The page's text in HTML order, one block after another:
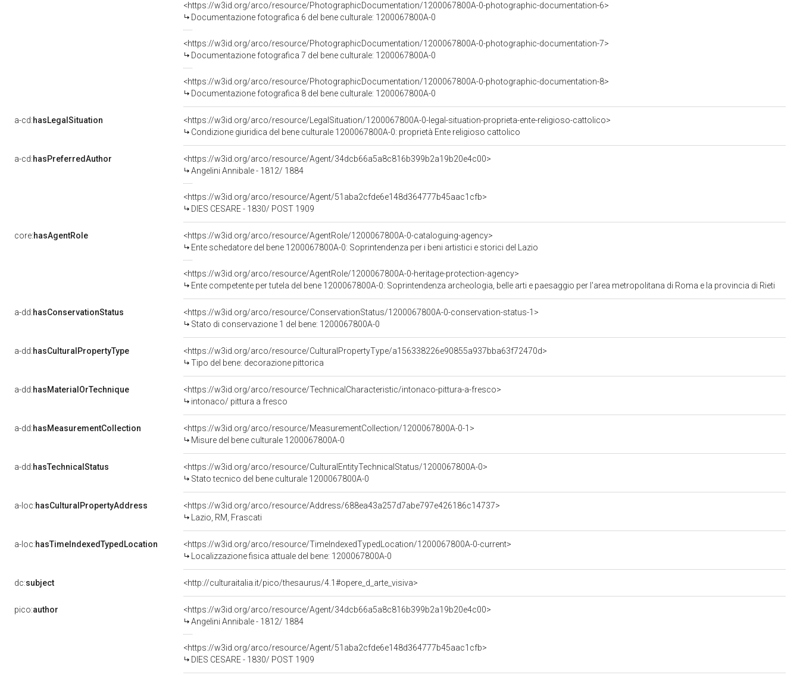
<https://w3id.org/arco/resource/PhotographicDocumentation/1200067800A-0-photographic-documentation-6>
Documentazione fotografica 6 del bene culturale: 1200067800A-0
<https://w3id.org/arco/resource/PhotographicDocumentation/1200067800A-0-photographic-documentation-7>
Documentazione fotografica 7 del bene culturale: 1200067800A-0
<https://w3id.org/arco/resource/PhotographicDocumentation/1200067800A-0-photographic-documentation-8>
Documentazione fotografica 8 del bene culturale: 1200067800A-0
a-cd:hasLegalSituation
<https://w3id.org/arco/resource/LegalSituation/1200067800A-0-legal-situation-proprieta-ente-religioso-cattolico>
Condizione giuridica del bene culturale 1200067800A-0: proprietà Ente religioso cattolico
a-cd:hasPreferredAuthor
<https://w3id.org/arco/resource/Agent/34dcb66a5a8c816b399b2a19b20e4c00>
Angelini Annibale - 1812/ 1884
<https://w3id.org/arco/resource/Agent/51aba2cfde6e148d364777b45aac1cfb>
DIES CESARE - 1830/ POST 1909
core:hasAgentRole
<https://w3id.org/arco/resource/AgentRole/1200067800A-0-cataloguing-agency>
Ente schedatore del bene 1200067800A-0: Soprintendenza per i beni artistici e storici del Lazio
<https://w3id.org/arco/resource/AgentRole/1200067800A-0-heritage-protection-agency>
Ente competente per tutela del bene 1200067800A-0: Soprintendenza archeologia, belle arti e paesaggio per l'area metropolitana di Roma e la provincia di Rieti
a-dd:hasConservationStatus
<https://w3id.org/arco/resource/ConservationStatus/1200067800A-0-conservation-status-1>
Stato di conservazione 1 del bene: 1200067800A-0
a-dd:hasCulturalPropertyType
<https://w3id.org/arco/resource/CulturalPropertyType/a156338226e90855a937bba63f72470d>
Tipo del bene: decorazione pittorica
a-dd:hasMaterialOrTechnique
<https://w3id.org/arco/resource/TechnicalCharacteristic/intonaco-pittura-a-fresco>
intonaco/ pittura a fresco
a-dd:hasMeasurementCollection
<https://w3id.org/arco/resource/MeasurementCollection/1200067800A-0-1>
Misure del bene culturale 1200067800A-0
a-dd:hasTechnicalStatus
<https://w3id.org/arco/resource/CulturalEntityTechnicalStatus/1200067800A-0>
Stato tecnico del bene culturale 1200067800A-0
a-loc:hasCulturalPropertyAddress
<https://w3id.org/arco/resource/Address/688ea43a257d7abe797e426186c14737>
Lazio, RM, Frascati
a-loc:hasTimeIndexedTypedLocation
<https://w3id.org/arco/resource/TimeIndexedTypedLocation/1200067800A-0-current>
Localizzazione fisica attuale del bene: 1200067800A-0
dc:subject <http://culturaitalia.it/pico/thesaurus/4.1#opere_d_arte_visiva>
pico:author
<https://w3id.org/arco/resource/Agent/34dcb66a5a8c816b399b2a19b20e4c00>
Angelini Annibale - 1812/ 1884
<https://w3id.org/arco/resource/Agent/51aba2cfde6e148d364777b45aac1cfb>
DIES CESARE - 1830/ POST 1909